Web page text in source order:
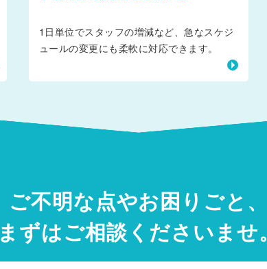
1日単位でスタッフの増減など、急なスケジ
ュールの変更にも柔軟に対応できます。
ご不明な点やお困りごと、
まずはご相談くださいませ。